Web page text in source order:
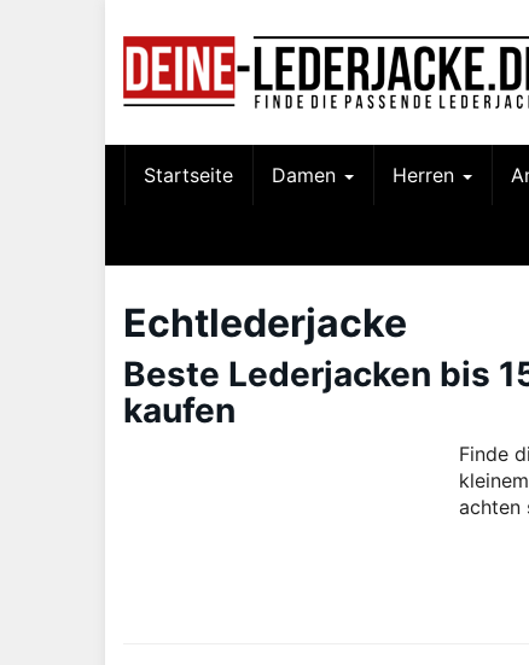
Startseite Damen Herren
Echtlederjacke
Beste Lederjacken bis
kaufen
Finde
achten